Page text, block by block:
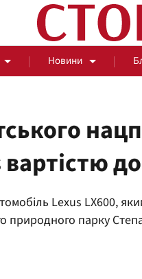
Новини
За
Lexus LX600,
природного парку